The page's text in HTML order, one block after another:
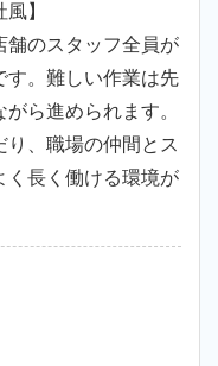
】
舗のスタッフ全員が
す。難しい作業は先
ら進められます。
、職場の仲間とス
く長く働ける環境が